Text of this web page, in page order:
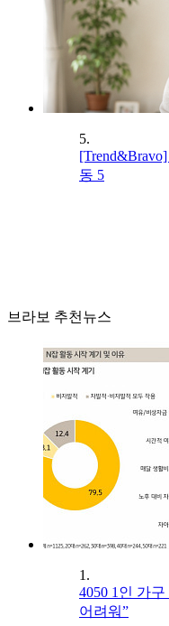
5.
동 5
브라보 추천뉴스
1.
4050 1인 가구
어려워”